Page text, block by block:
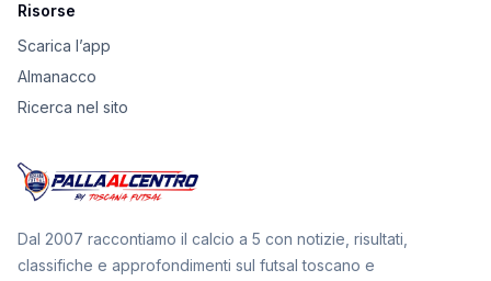
Risorse
Scarica l’app
Almanacco
Ricerca nel sito
Dal 2007 raccontiamo il calcio a 5 con notizie, risultati,
classifiche e approfondimenti sul futsal toscano e